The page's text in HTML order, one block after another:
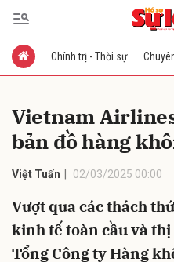
Chính trị - Thời sự
Vietnam
bản đồ hàng
Việt Tuấn 02/03/2025 00:00
Vượt qua các thách
kinh tế toàn cầu và
Tổng Công ty Hàng
Gửi bình luận